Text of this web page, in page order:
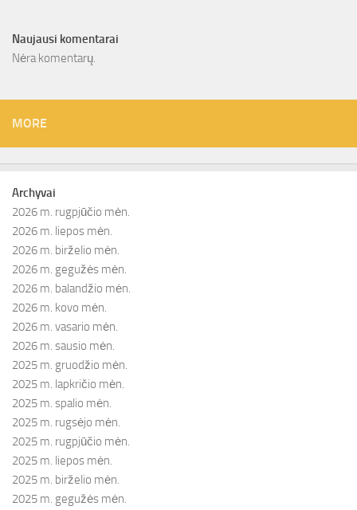
Naujausi komentarai
Nėra komentarų.
MORE
Archyvai
2026 m. rugpjūčio mėn.
2026 m. liepos mėn.
2026 m. birželio mėn.
2026 m. gegužės mėn.
2026 m. balandžio mėn.
2026 m. kovo mėn.
2026 m. vasario mėn.
2026 m. sausio mėn.
2025 m. gruodžio mėn.
2025 m. lapkričio mėn.
2025 m. spalio mėn.
2025 m. rugsėjo mėn.
2025 m. rugpjūčio mėn.
2025 m. liepos mėn.
2025 m. birželio mėn.
2025 m. gegužės mėn.